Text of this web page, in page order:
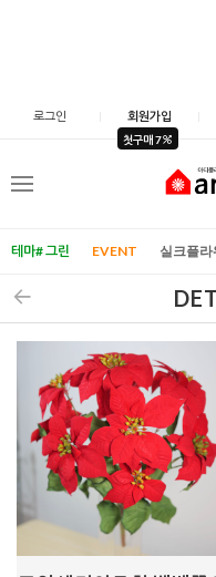
로그인 회원가입
첫구매 7
메
테마# 그린 EVENT 실크플라